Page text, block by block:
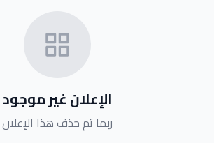
الإعلان غير موجود
ربما تم حذف هذا الإعلان